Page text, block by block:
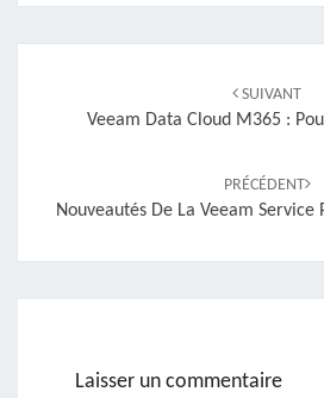
SUIVANT
Veeam Data Cloud M365 :
PRÉCÉDENT
Nouveautés De La Veeam Service
Laisser un commentaire